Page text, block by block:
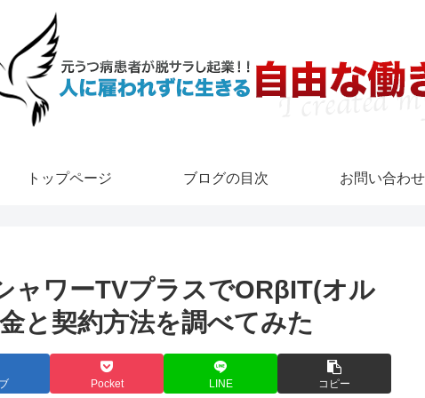
トップページ ブログの目次 お問い合わせ
ャワーTVプラスでORβIT(オル
と契約方法を調べてみた
Pocket LINE コピー